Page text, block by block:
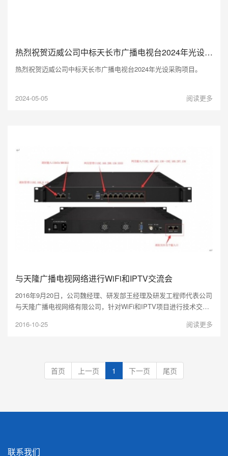
热烈祝贺迈威公司中标天长市广播电视台2024年光设采购项目。
热烈祝贺迈威公司中标天长市广播电视台2024年光设采购项目。
2024-05-05 阅读更多
与天隆广播电视网络进行WiFi和IPTV交流会
2016年9月20日，公司魏经理、研发部王经理及研发工程师代表公司
与天隆广播电视网络有限公司，针对WiFi和IPTV项目进行技术交
2016-10-25 阅读更多
首页 上一页 1 下一页 尾页
联系我们